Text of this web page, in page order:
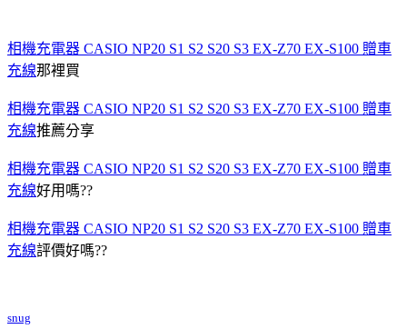
相機充電器 CASIO NP20 S1 S2 S20 S3 EX-Z70 EX-S100 贈車
充線那裡買
相機充電器 CASIO NP20 S1 S2 S20 S3 EX-Z70 EX-S100 贈車
充線推薦分享
相機充電器 CASIO NP20 S1 S2 S20 S3 EX-Z70 EX-S100 贈車
充線好用嗎??
相機充電器 CASIO NP20 S1 S2 S20 S3 EX-Z70 EX-S100 贈車
充線評價好嗎??
snug